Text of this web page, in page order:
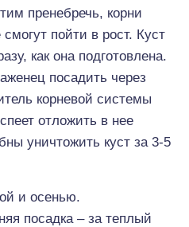
пренебречь, корни
пойти в рост. Куст
как она подготовлена.
посадить через
корневой системы
отложить в нее
уничтожить куст за 3-5
и осенью.
посадка – за теплый